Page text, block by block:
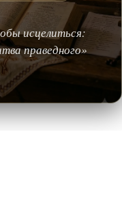
исцелиться:
праведного»